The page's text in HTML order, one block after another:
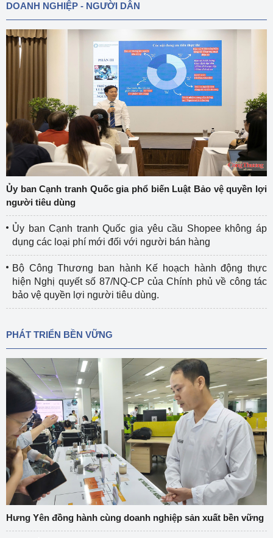
DOANH NGHIỆP - NGƯỜI DÂN
Ủy ban Cạnh tranh Quốc gia phổ biến Luật Bảo vệ quyền lợi
người tiêu dùng
Ủy ban Cạnh tranh Quốc gia yêu cầu Shopee không áp
dụng các loại phí mới đối với người bán hàng
Bộ Công Thương ban hành Kế hoạch hành động thực
hiện Nghị quyết số 87/NQ-CP của Chính phủ về công tác
bảo vệ quyền lợi người tiêu dùng.
PHÁT TRIỂN BỀN VỮNG
Hưng Yên đồng hành cùng doanh nghiệp sản xuất bền vững